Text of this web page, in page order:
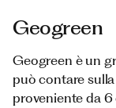
Geogreen
Geogreen è un
può contare
proveniente da